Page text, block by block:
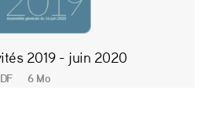
2019 - juin 2020
6 Mo